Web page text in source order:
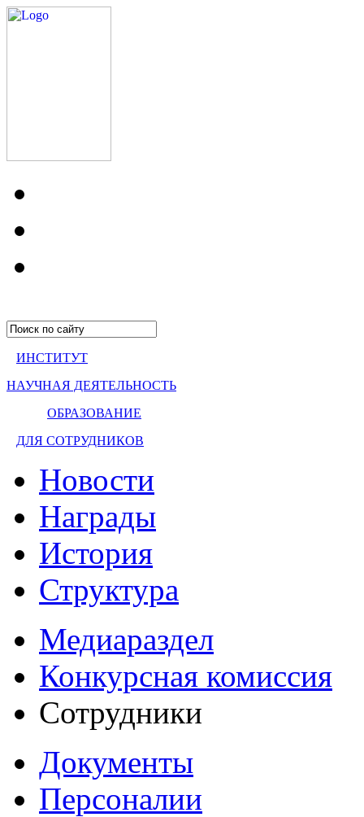
ИНСТИТУТ
НАУЧНАЯ ДЕЯТЕЛЬНОСТЬ
ОБРАЗОВАНИЕ
ДЛЯ СОТРУДНИКОВ
Новости
Награды
История
Структура
Медиараздел
Конкурсная комиссия
Сотрудники
Документы
Персоналии